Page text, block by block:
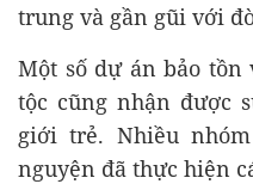
trung và gần gũi với
Một số dự án bảo tồn
tộc cũng nhận được
giới trẻ. Nhiều
nguyện đã thực hiện